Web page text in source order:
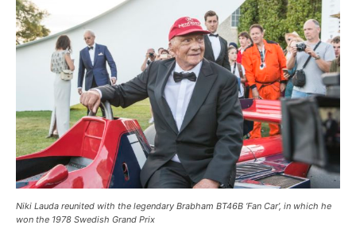
Niki Lauda reunited with the legendary Brabham BT46B ‘Fan Car’, in which he
won the 1978 Swedish Grand Prix